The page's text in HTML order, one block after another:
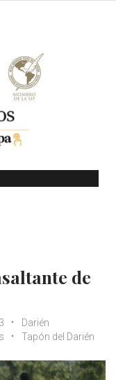
de
Darién
Tapón del Darién